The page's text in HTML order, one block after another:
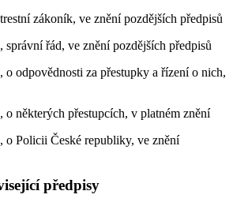
zákoník, ve znění pozdějších předpisů
správní řád, ve znění pozdějších předpisů
o odpovědnosti za přestupky a řízení o nich,
o některých přestupcích, v platném znění
o Policii České republiky, ve znění
předpisy